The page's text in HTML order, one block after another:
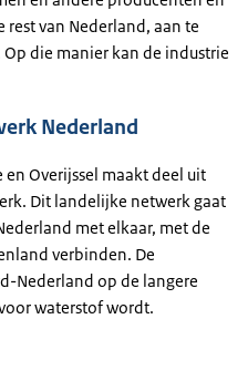
van Nederland, aan te
die manier kan de industrie
Nederland
Overijssel maakt deel uit
Dit landelijke netwerk gaat
met elkaar, met de
verbinden. De
Nederland op de langere
waterstof wordt.